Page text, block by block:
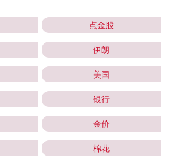
点金股
伊朗
美国
银行
金价
棉花